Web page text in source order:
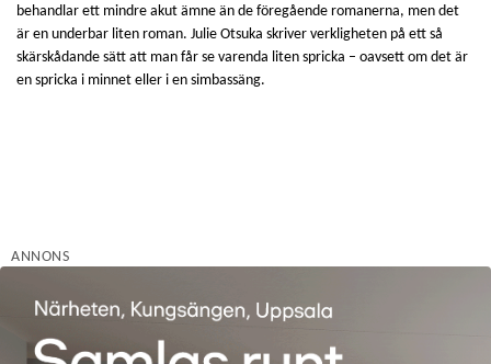
behandlar ett mindre akut ämne än de föregående romanerna, men det
är en underbar liten roman. Julie Otsuka skriver verkligheten på ett så
skärskådande sätt att man får se varenda liten spricka – oavsett om det är
en spricka i minnet eller i en simbassäng.
ANNONS